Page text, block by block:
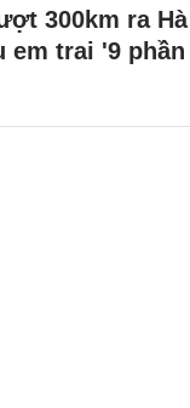
300km ra
em trai '9